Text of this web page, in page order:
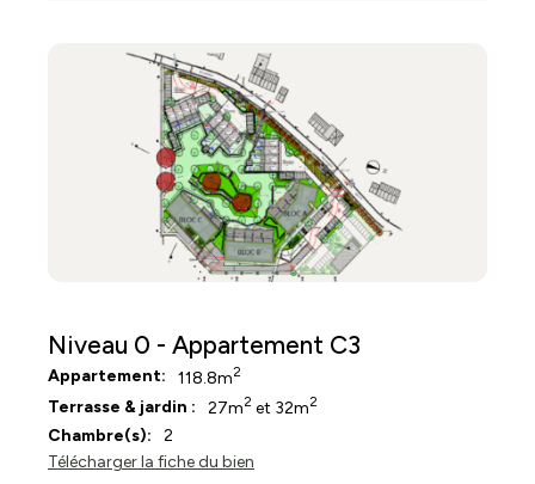
Niveau 0 - Appartement C3
Appartement: 118.8m2
Terrasse & jardin : 27m2 et 32m2
Chambre(s):
2
Télécharger la fiche du bien